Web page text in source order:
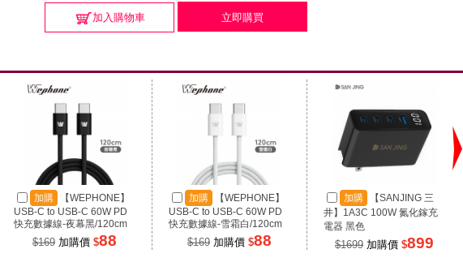
加入購物車 立即購買
加購
【WEPHONE】
USB-C to USB-C 60W PD
快充數據線-夜幕黑/120cm
$169 加購價 $88
加購
【WEPHONE】
USB-C to USB-C 60W PD
快充數據線-雪霜白/120cm
$169 加購價 $88
加購
【SANJING 三
井】1A3C 100W 氮化鎵充
電器 黑色
$1699 加購價 $899